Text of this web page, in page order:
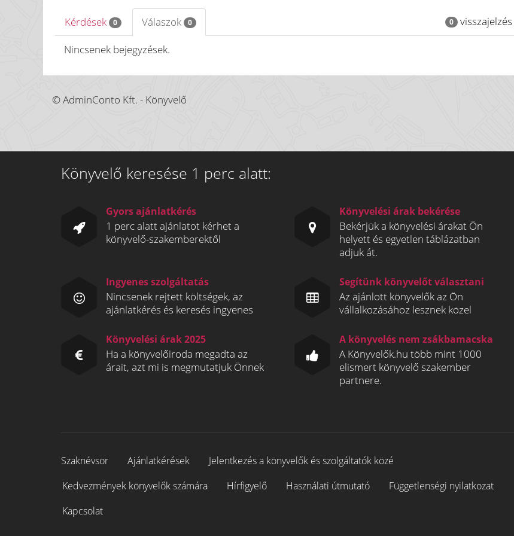
Kérdések 0 Válaszok 0 0 visszajelzés
Nincsenek bejegyzések.
© AdminConto Kft. - Könyvelő
Könyvelő keresése 1 perc alatt:
Gyors ajánlatkérés
1 perc alatt ajánlatot kérhet a
könyvelő-szakemberektől
Könyvelési árak bekérése
Bekérjük a könyvelési árakat Ön
helyett és egyetlen táblázatban
adjuk át.
Ingyenes szolgáltatás
Nincsenek rejtett költségek, az
ajánlatkérés és keresés ingyenes
Segítünk könyvelőt választani
Az ajánlott könyvelők az Ön
vállalkozásához lesznek közel
Könyvelési árak 2025
Ha a könyvelőiroda megadta az
árait, azt mi is megmutatjuk Önnek
A könyvelés nem zsákbamacska
A Könyvelők.hu több mint 1000
elismert könyvelő szakember
partnere.
Szaknévsor Ajánlatkérések
Jelentkezés a könyvelők és szolgáltatók közé
Kedvezmények könyvelők számára
Hírfigyelő Használati útmutató
Függetlenségi nyilatkozat
Kapcsolat